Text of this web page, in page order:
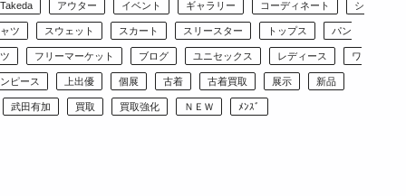
Takeda アウター イベント ギャラリー コーディネート シ
ャツ スウェット スカート スリースター トップス パン
ツ フリーマーケット ブログ ユニセックス レディース ワ
ンピース 上出優 個展 古着 古着買取 展示 新品
武田有加 買取 買取強化 ＮＥＷ ﾒﾝｽﾞ